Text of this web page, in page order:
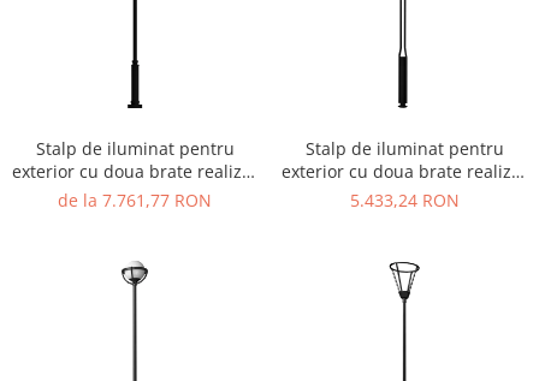
Magazie pubele / tomberoane
gunoi
Mobilier urban DIZABILITATI
Stalp de iluminat pentru
exterior cu doua brate realizat
din otel galvanizat si bec LED -
de la 7.761,77 RON
Stalp de iluminat pentru
exterior cu doua brate realizat
din otel galvanizat si bec LED -
5.433,24 RON